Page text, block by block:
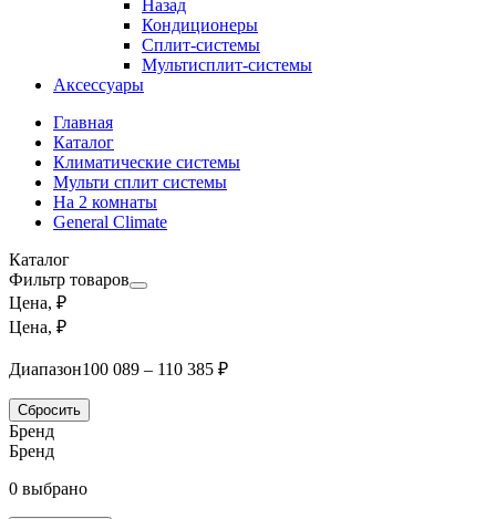
Назад
Кондиционеры
Сплит-системы
Мультисплит-системы
Аксессуары
Главная
Каталог
Климатические системы
Мульти сплит системы
На 2 комнаты
General Climate
Каталог
Фильтр товаров
Цена, ₽
Цена, ₽
Диапазон100 089 – 110 385 ₽
Сбросить
Бренд
Бренд
0 выбрано